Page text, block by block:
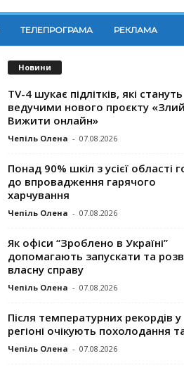
ТЕЛЕПРОГРАМА РЕКЛАМА
Новини
TV-4 шукає підлітків, які стануть
ведучими нового проєкту
Вижити онлайн»
Чепіль Олена - 07.08.2026
Понад 90% шкіл з усієї області
до впровадження гарячого
харчування
Чепіль Олена - 07.08.2026
Як офіси “Зроблено в Україні”
допомагають запускaти та
власну справу
Чепіль Олена - 07.08.2026
Після температурних рекордів у
регіоні очікують похолодання
Чепіль Олена - 07.08.2026